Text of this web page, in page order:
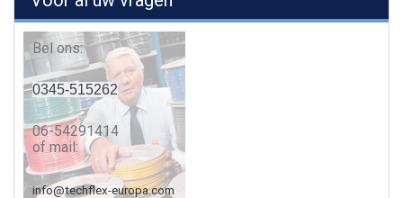
Bel ons:
0345-515262
06-54291414
of mail:
info@techflex-europa.com